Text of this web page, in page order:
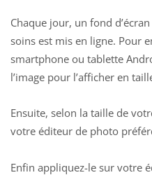
Chaque jour, un fond
soins est mis en ligne. Pour
smartphone ou tablette
l’image pour l’afficher en
Ensuite, selon la taille de
votre éditeur de photo
Enfin appliquez-le sur votre